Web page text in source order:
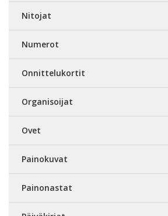
Nitojat
Numerot
Onnittelukortit
Organisoijat
Ovet
Painokuvat
Painonastat